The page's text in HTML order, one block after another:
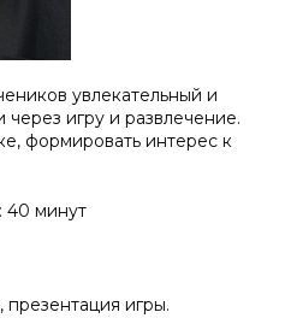
увлекательный и
игру и развлечение.
формировать интерес к
40 минут
игры.